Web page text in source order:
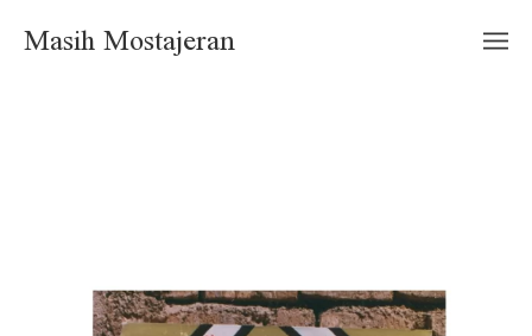
Masih Mostajeran